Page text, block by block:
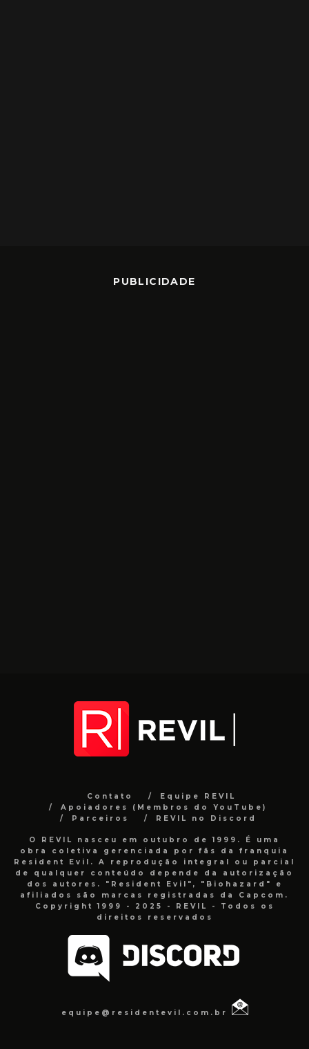
PUBLICIDADE
Contato
Equipe REVIL
Apoiadores (Membros do YouTube)
Parceiros
REVIL no Discord
O REVIL nasceu em outubro de 1999. É uma
obra coletiva gerenciada por fãs da franquia
Resident Evil. A reprodução integral ou parcial
de qualquer conteúdo depende da autorização
dos autores. "Resident Evil", "Biohazard" e
afiliados são marcas registradas da Capcom.
Copyright 1999 - 2025 - REVIL - Todos os
direitos reservados
equipe@residentevil.com.br